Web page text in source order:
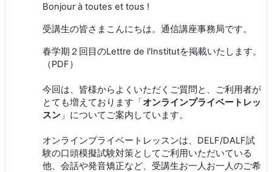
Bonjour à toutes et tous !
受講生の皆さまこんにちは。通信講座事務局です。
春学期２回目のLettre de l'Institutを掲載いたします。
（PDF）
今回は、皆様からよくいただくご質問と、ご利用者が
とても増えております「オンラインプライベートレッ
スン 」についてご案内しています。
オンラインプライベートレッスンは、DELF/DALF試
験の口頭模擬試験対策としてご利用いただいている
他、会話や発音矯正など、受講生お一人お一人のご希